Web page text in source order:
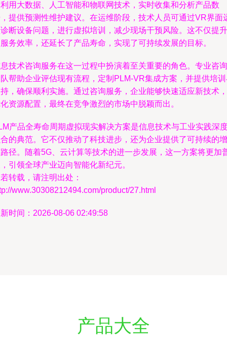
用大数据、人工智能和物联网技术，实时收集和分析产品数
提供预测性维护建议。在运维阶段，技术人员可通过VR界面
断设备问题，进行虚拟培训，减少现场干预风险。这不仅提升
务效率，还延长了产品寿命，实现了可持续发展的目标。
技术咨询服务在这一过程中扮演着至关重要的角色。专业咨询
帮助企业评估现有流程，定制PLM-VR集成方案，并提供培
，确保顺利实施。通过咨询服务，企业能够快速适应新技术，
资源配置，最终在竞争激烈的市场中脱颖而出。
产品全寿命周期虚拟现实解决方案是信息技术与工业实践深
的典范。它不仅推动了科技进步，还为企业提供了可持续的增
径。随着5G、云计算等技术的进一步发展，这一方案将更加
引领全球产业迈向智能化新纪元。
转载，请注明出处：
www.30308212494.com/product/27.html
时间：2026-08-06 02:49:58
产品大全